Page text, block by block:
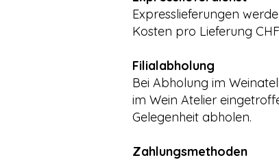
Expresslieferungen
Kosten pro Lieferung
Filialabholung
Bei Abholung im
im Wein Atelier
Gelegenheit abholen.
Zahlungsmethoden